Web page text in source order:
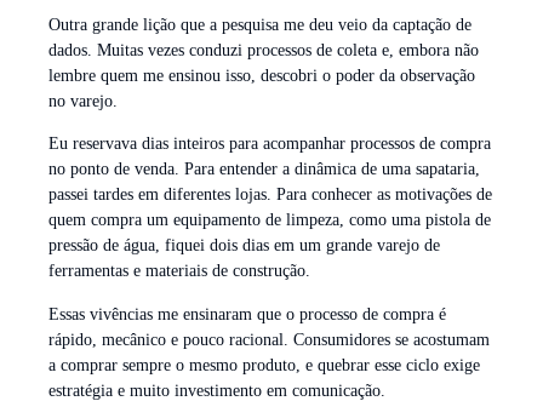
Outra grande lição que a pesquisa me deu veio da captação de
dados. Muitas vezes conduzi processos de coleta e, embora não
lembre quem me ensinou isso, descobri o poder da observação
no varejo.
Eu reservava dias inteiros para acompanhar processos de compra
no ponto de venda. Para entender a dinâmica de uma sapataria,
passei tardes em diferentes lojas. Para conhecer as motivações de
quem compra um equipamento de limpeza, como uma pistola de
pressão de água, fiquei dois dias em um grande varejo de
ferramentas e materiais de construção.
Essas vivências me ensinaram que o processo de compra é
rápido, mecânico e pouco racional. Consumidores se acostumam
a comprar sempre o mesmo produto, e quebrar esse ciclo exige
estratégia e muito investimento em comunicação.